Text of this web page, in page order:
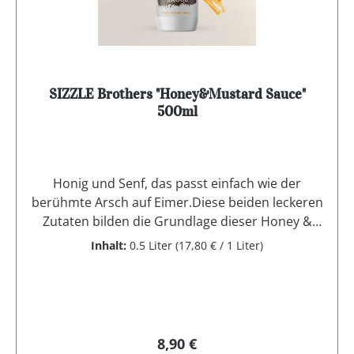
SIZZLE Brothers "Honey&Mustard Sauce"
500ml
Honig und Senf, das passt einfach wie der
berühmte Arsch auf Eimer.Diese beiden leckeren
Zutaten bilden die Grundlage dieser Honey &
Mustard Sauce. Sie ergänzt nicht nur unser
versprochen! Diese leckere Honig-Senf-Sauce
Inhalt: 0.5 Liter (17,80 € / 1 Liter)
Regulärer Preis:
8,90 €